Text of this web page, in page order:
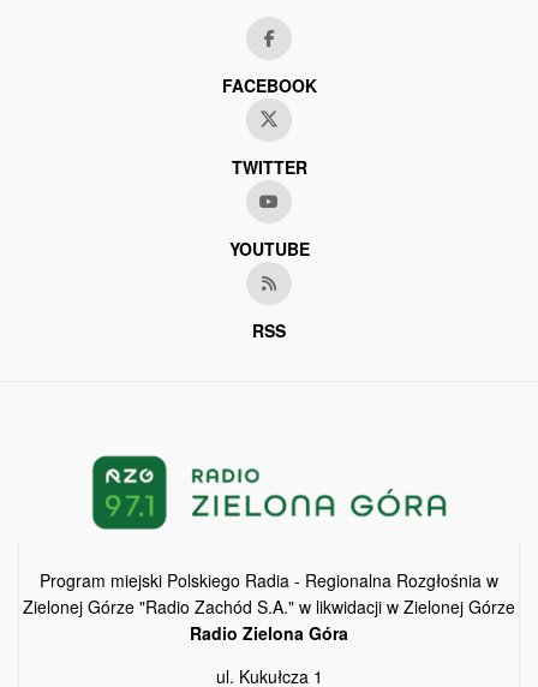
FACEBOOK
TWITTER
YOUTUBE
RSS
Program miejski Polskiego Radia - Regionalna Rozgłośnia w
Zielonej Górze "Radio Zachód S.A." w likwidacji w Zielonej Górze
Radio Zielona Góra
ul. Kukułcza 1